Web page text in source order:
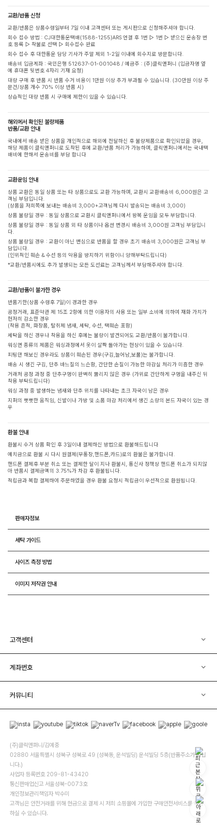
교환/반품 신청
교환/반품은 상품수령일부터 7일 이내 고객센터 또는 게시판으로 신청해주셔야 합니다.
회수 접수 방법 : CJ대한통운택배(1588-1255)ARS 연결 후 1번 ▷ 1번 ▷ 받으신 운송장 번
호 등록 ▷ 착불로 선택 ▷ 회수접수 완료
회수 접수 후 대한통운 담당 기사가 주말 제외 1-2일 이내에 회수지로 방문합니다.
배송비 입금계좌 : 국민은행 512637-01-001048 / 예금주 : (주)클릭앤퍼니 (입금자명 옆
에 휴대폰 뒷번호 4자리 기재 요청)
대량 구매 후 반품 시 반품 수거 비용이 1만원 이상 추가 부과될 수 있습니다. (30만원 이상 주
문건/상품 개수 70% 이상 반품 시)
상습적인 대량 반품 시 구매에 제한이 있을 수 있습니다.
해외에서 확인된 불량제품
반품/교환 안내
국내에서 배송 받은 상품을 개인적으로 해외에 전달하신 후 불량제품으로 확인되었을 경우,
해당 제품이 클릭앤퍼니로 도착된 후에 교환/반품 처리가 가능하며, 클릭앤퍼니에서는 국내택
배비에 한해서 운송비를 부담 합니다
교환운임 안내
상품 교환은 동일 상품 또는 타 상품으로도 교환 가능하며, 교환시 교환배송비 6,000원은 고
객님 부담입니다.
(상품을 저희쪽에 보내는 배송비 3,000+고객님께 다시 발송되는 배송비 3,000)
상품 불량일 경우 : 동일 상품으로 교환시 클릭앤퍼니에서 왕복 운임을 모두 부담합니다.
상품 불량일 경우 : 동일 상품 외 타 상품이나 옵션 변경시 배송비 3,000원 고객님 부담입니
다.
상품 불량일 경우 : 교환이 아닌 변심으로 반품을 할 경우 초기 배송비 3,000원은 고객님 부
담입니다.
(인위적인 훼손 & 수선 등의 악용을 방지하기 위함이니 양해부탁드립니다)
*교환/반품시에도 추가 발생되는 모든 도선료는 고객님께서 부담해주셔야 합니다.
교환/반품이 불가한 경우
반품기한(상품 수령후 7일)이 경과한 경우
공정거래, 표준약관 제 15조 2항에 의한 이용자의 사용 또는 일부 소비에 의하여 재화 가치가
현저히 감소한 경우
(착용 흔적, 화장품, 탈취제 냄새, 세탁, 수선, 택훼손 포함)
세탁을 하신 경우나 착용을 하신 후에는 불량이 발견되어도 교환/반품이 불가합니다.
워싱면 종류의 제품은 워싱과정에서 옷이 살짝 돌아가는 현상이 있을 수 있습니다.
피팅만 해보신 경우라도 상품이 훼손된 경우(구김,늘어남,보풀)는 불가합니다.
배송 시 생긴 구김, 단추 바느질의 느슨함, 간단한 손질이 가능한 마감실 처리가 미흡한 경우
거래처 공정 과정 중 단추구멍이 완벽히 뚫리지 않은 경우 (가위로 간단하게 구멍을 내주신 뒤
착용 부탁드립니다)
워싱 과정 중 발생하는 냄새와 단추 위치를 나타내는 초크 자국이 남은 경우
지퍼의 뻣뻣한 움직임, 신발이나 가방 및 소품 마감 처리에서 생긴 소량의 본드 자국이 있는 경
우
환불 안내
환불시 수거 상품 확인 후 3일이내 결제하신 방법으로 환불해드립니다
예치금으로 환불 시 다시 원결제(무통장,핸드폰,카드)로의 환불은 불가합니다.
핸드폰 결제후 부분 취소 또는 결제한 달이 지나 환불시, 통신사 정책상 핸드폰 취소가 되지않
아 반품시 결제금액의 3.75%가 차감 후 환불됩니다.
적립금과 복합 결제하여 주문하였을 경우 환불 요청시 적립금이 우선적으로 환원됩니다.
판매자정보
세탁 가이드
사이즈 측정 방법
이미지 저작권 안내
고객센터
계좌번호
커뮤니티
(주)클릭앤퍼니/김예중
02880 서울특별시 성북구 성북로 49 (성북동, 운석빌딩) 운석빌딩 5층(반품주소가 아닙
니다.)
사업자 등록번호 209-81-43420
통신판매업신고 서울성북-0073호
개인정보관리책임자 박수미
고객님은 안전거래를 위해 현금으로 결제 시 저희 소핑몰에 가입한 구매안전서비스를 이용
하실 수 있습니다.